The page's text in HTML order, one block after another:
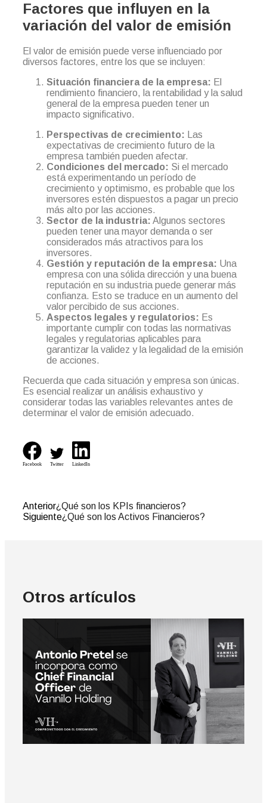
Factores que influyen en la
variación del valor de emisión
El valor de emisión puede verse influenciado por
diversos factores, entre los que se incluyen:
Situación financiera de la empresa: El
rendimiento financiero, la rentabilidad y la salud
general de la empresa pueden tener un
impacto significativo.
Perspectivas de crecimiento: Las
expectativas de crecimiento futuro de la
empresa también pueden afectar.
Condiciones del mercado: Si el mercado
está experimentando un período de
crecimiento y optimismo, es probable que los
inversores estén dispuestos a pagar un precio
más alto por las acciones.
Sector de la industria: Algunos sectores
pueden tener una mayor demanda o ser
considerados más atractivos para los
inversores.
Gestión y reputación de la empresa: Una
empresa con una sólida dirección y una buena
reputación en su industria puede generar más
confianza. Esto se traduce en un aumento del
valor percibido de sus acciones.
Aspectos legales y regulatorios: Es
importante cumplir con todas las normativas
legales y regulatorias aplicables para
garantizar la validez y la legalidad de la emisión
de acciones.
Recuerda que cada situación y empresa son únicas.
Es esencial realizar un análisis exhaustivo y
considerar todas las variables relevantes antes de
determinar el valor de emisión adecuado.
Facebook Twitter LinkedIn
Anterior¿Qué son los KPIs financieros?
Siguiente¿Qué son los Activos Financieros?
Otros artículos